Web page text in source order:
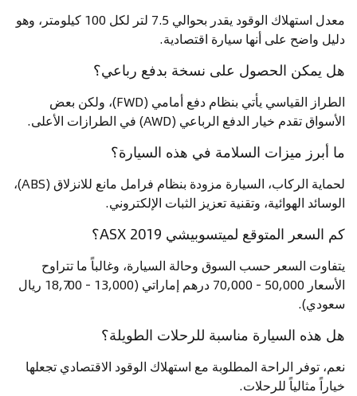
معدل استهلاك الوقود يقدر بحوالي 7.5 لتر لكل 100 كيلومتر، وهو
دليل واضح على أنها سيارة اقتصادية.
هل يمكن الحصول على نسخة بدفع رباعي؟
الطراز القياسي يأتي بنظام دفع أمامي (FWD)، ولكن بعض
الأسواق تقدم خيار الدفع الرباعي (AWD) في الطرازات الأعلى.
ما أبرز ميزات السلامة في هذه السيارة؟
لحماية الركاب، السيارة مزودة بنظام فرامل مانع للانزلاق (ABS)،
الوسائد الهوائية، وتقنية تعزيز الثبات الإلكتروني.
كم السعر المتوقع لميتسوبيشي ASX 2019؟
يتفاوت السعر حسب السوق وحالة السيارة، وغالباً ما تتراوح
الأسعار 50,000 - 70,000 درهم إماراتي (13,000 - 18,700 ريال
سعودي).
هل هذه السيارة مناسبة للرحلات الطويلة؟
نعم، توفر الراحة المطلوبة مع استهلاك الوقود الاقتصادي تجعلها
خياراً مثالياً للرحلات.